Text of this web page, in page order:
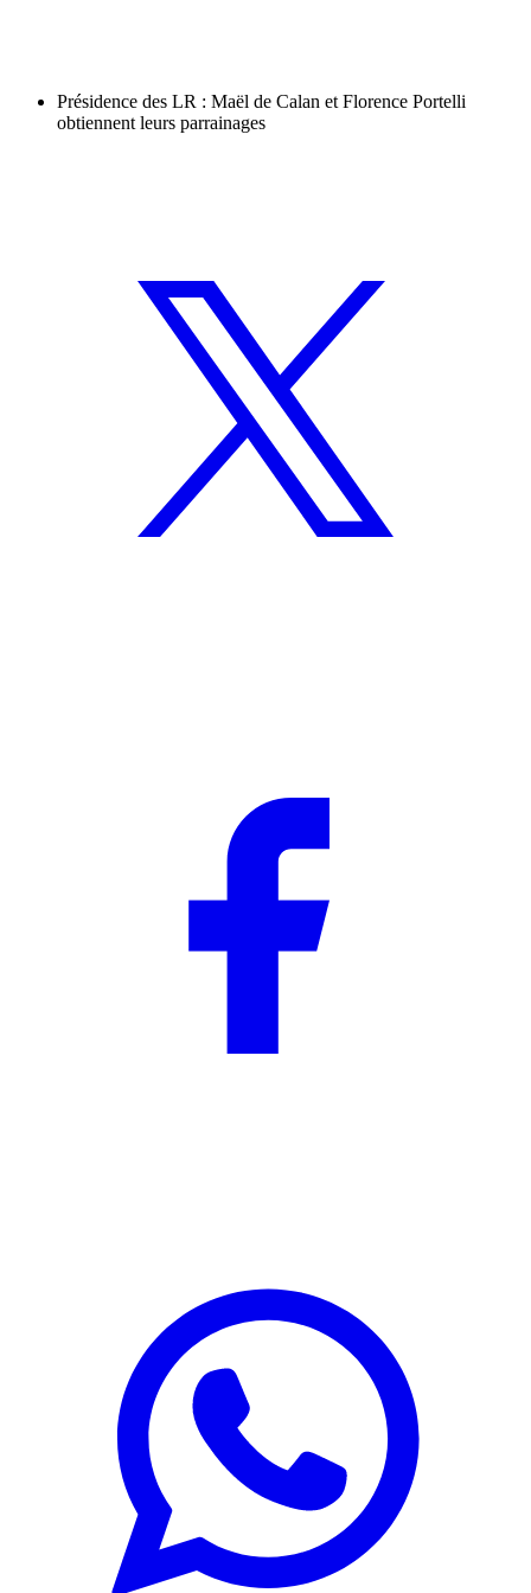
Présidence des LR : Maël de Calan et Florence Portelli
obtiennent leurs parrainages